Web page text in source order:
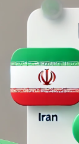
آلمان، ماه
ریو
را در
این مشارکت،
وابستگی اروپا به
و تسهیل گذار